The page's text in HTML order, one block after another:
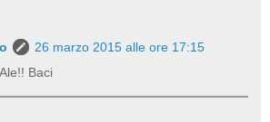
26 marzo 2015 alle ore 17:15
Baci